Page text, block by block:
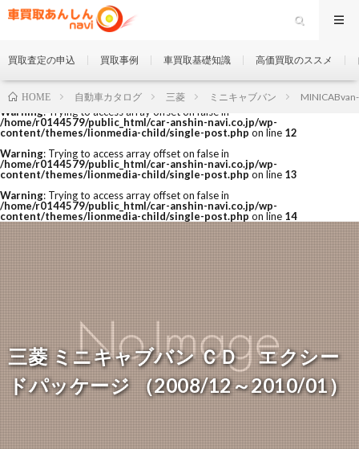
Warning: Trying to access array offset on false in
/home/r0144579/public_html/car-anshin-navi.co.jp/wp-
content/themes/lionmedia-child/single-post.php on line 12
Warning: Trying to access array offset on false in
/home/r0144579/public_html/car-anshin-navi.co.jp/wp-
content/themes/lionmedia-child/single-post.php on line 13
Warning: Trying to access array offset on false in
/home/r0144579/public_html/car-anshin-navi.co.jp/wp-
content/themes/lionmedia-child/single-post.php on line 14
買取査定の申込 買取事例 車買取基礎知識 高価買取のススメ
三菱 ミニキャブバン ＣＤ エクシー
ドパッケージ （2008/12～2010/01）
HOME 自動車カタログ 三菱 ミニキャブバン